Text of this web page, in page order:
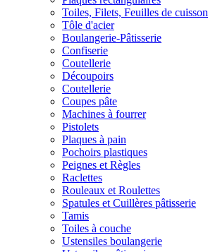
Toiles, Filets, Feuilles de cuisson
Tôle d'acier
Boulangerie-Pâtisserie
Confiserie
Coutellerie
Découpoirs
Coutellerie
Coupes pâte
Machines à fourrer
Pistolets
Plaques à pain
Pochoirs plastiques
Peignes et Règles
Raclettes
Rouleaux et Roulettes
Spatules et Cuillères pâtisserie
Tamis
Toiles à couche
Ustensiles boulangerie